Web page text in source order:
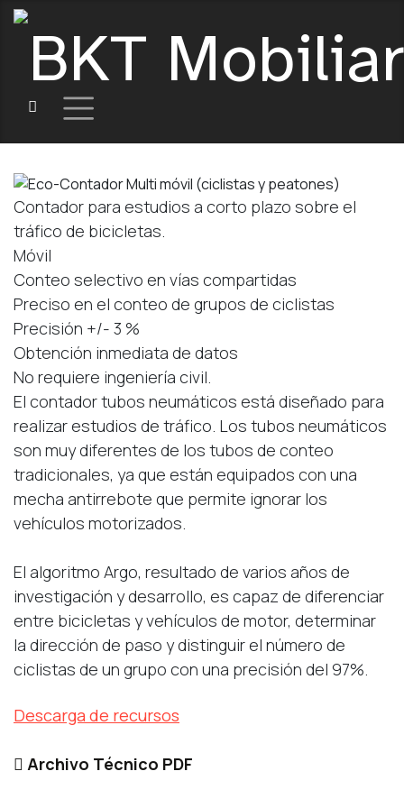
Contador para estudios a corto plazo sobre el
tráfico de bicicletas.
Móvil
Conteo selectivo en vías compartidas
Preciso en el conteo de grupos de ciclistas
Precisión +/- 3 %
Obtención inmediata de datos
No requiere ingeniería civil.
El contador tubos neumáticos está diseñado para
realizar estudios de tráfico. Los tubos neumáticos
son muy diferentes de los tubos de conteo
tradicionales, ya que están equipados con una
mecha antirrebote que permite ignorar los
vehículos motorizados.
El algoritmo Argo, resultado de varios años de
investigación y desarrollo, es capaz de diferenciar
entre bicicletas y vehículos de motor, determinar
la dirección de paso y distinguir el número de
ciclistas de un grupo con una precisión del 97%.
Descarga de recursos
Archivo Técnico PDF